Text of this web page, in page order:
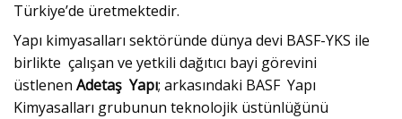
Türkiye’de üretmektedir.
Yapı kimyasalları sektöründe dünya devi BASF-YKS ile
birlikte çalışan ve yetkili dağıtıcı bayi görevini
üstlenen Adetaş Yapı; arkasındaki BASF Yapı
Kimyasalları grubunun teknolojik üstünlüğünü